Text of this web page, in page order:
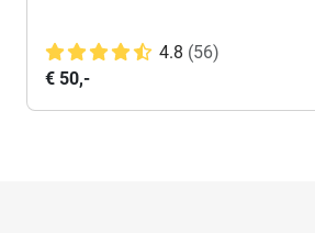
4.8 (56)
€ 50,-